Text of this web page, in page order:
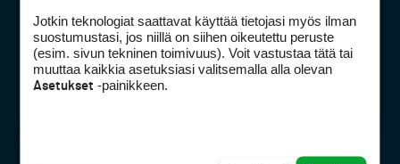
Golfpisteen yhteystiedot
DSA avoimuusraportti
Asiakaspalvelu
Jotkin teknologiat saattavat käyttää tietojasi myös ilman
suostumustasi, jos niillä on siihen oikeutettu peruste
(esim. sivun tekninen toimivuus). Voit vastustaa tätä tai
muuttaa kaikkia asetuksiasi valitsemalla alla olevan
Asetukset -painikkeen.